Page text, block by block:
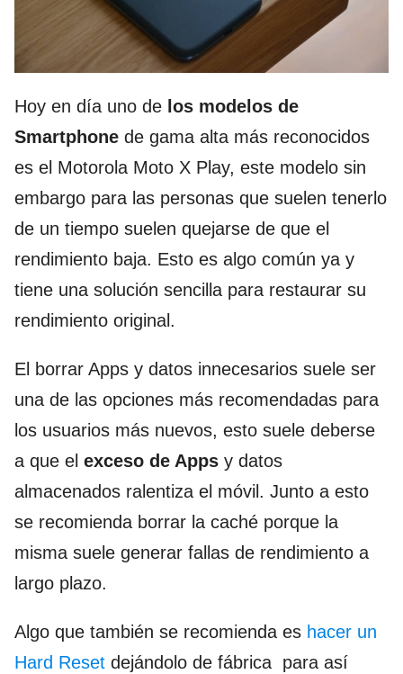
Hoy en día uno de los modelos de
Smartphone de gama alta más reconocidos
es el Motorola Moto X Play, este modelo sin
embargo para las personas que suelen tenerlo
de un tiempo suelen quejarse de que el
rendimiento baja. Esto es algo común ya y
tiene una solución sencilla para restaurar su
rendimiento original.
El borrar Apps y datos innecesarios suele ser
una de las opciones más recomendadas para
los usuarios más nuevos, esto suele deberse
a que el exceso de Apps y datos
almacenados ralentiza el móvil. Junto a esto
se recomienda borrar la caché porque la
misma suele generar fallas de rendimiento a
largo plazo.
Algo que también se recomienda es hacer un
Hard Reset dejándolo de fábrica para así